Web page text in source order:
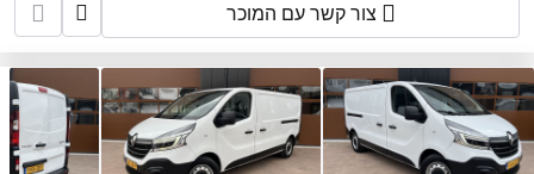
צור קשר עם המוכר